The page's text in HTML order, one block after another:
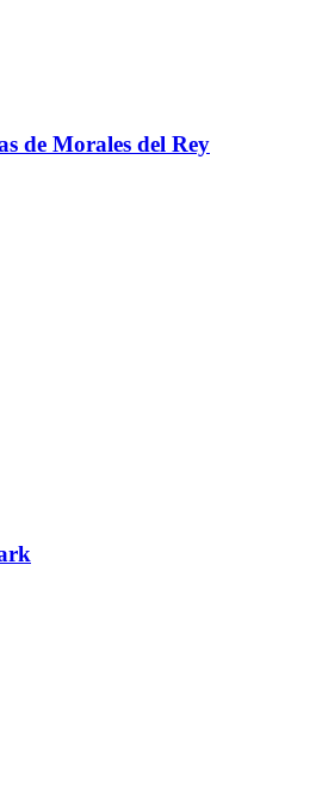
de Morales del Rey